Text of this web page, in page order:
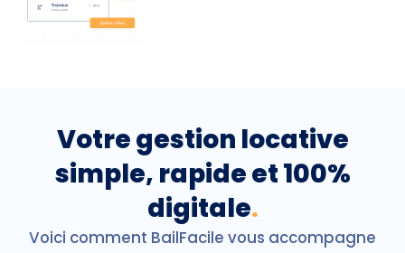
Votre gestion locative
simple, rapide et 100%
digitale.
Voici comment BailFacile vous accompagne